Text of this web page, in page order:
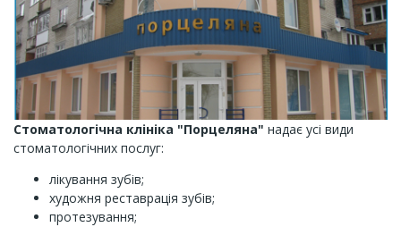
Стоматологічна клініка "Порцеляна" надає усі види
стоматологічних послуг:
лікування зубів;
художня реставрація зубів;
протезування;